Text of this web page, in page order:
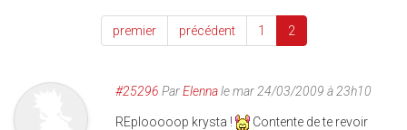
premier précédent 1 2
#25296 ParElennale mar 24/03/2009 à 23h10
REplooooop krysta !
Contente de te revoir